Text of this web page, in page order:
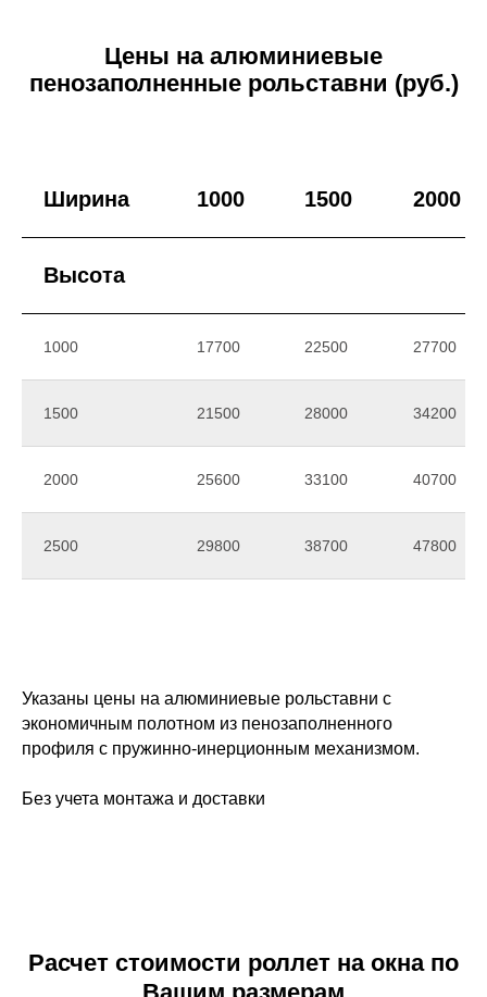
Цены на алюминиевые
пенозаполненные рольставни (руб.)
Ширина 1000 1500 2000
Высота
1000 17700 22500 27700
1500 21500 28000 34200
2000 25600 33100 40700
2500 29800 38700 47800
Указаны цены на алюминиевые рольставни с
экономичным полотном из пенозаполненного
профиля с пружинно-инерционным механизмом.
Без учета монтажа и доставки
Расчет стоимости роллет на окна по